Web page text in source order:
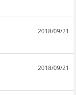
2018/09/21
2018/09/21